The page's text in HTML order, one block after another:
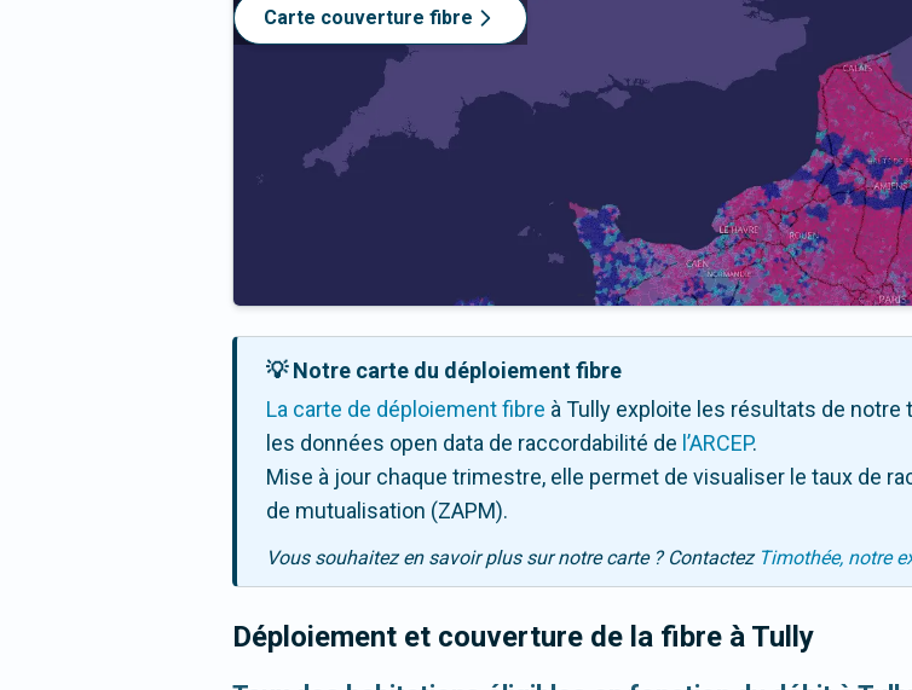
Carte couverture fibre
💡 Notre carte du déploiement fibre
La carte de déploiement fibre à Tully exploite les résultats de
les données open data de raccordabilité de l’ARCEP.
Mise à jour chaque trimestre, elle permet de visualiser le taux de
de mutualisation (ZAPM).
Vous souhaitez en savoir plus sur notre carte ? Contactez Timothée, notre
Déploiement et couverture de la fibre à Tully